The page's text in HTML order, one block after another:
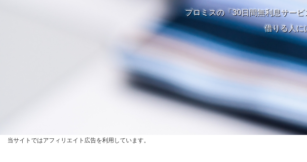
プロミスの「30日間無利息サー
借りる人に
当サイトではアフィリエイト広告を利用しています。